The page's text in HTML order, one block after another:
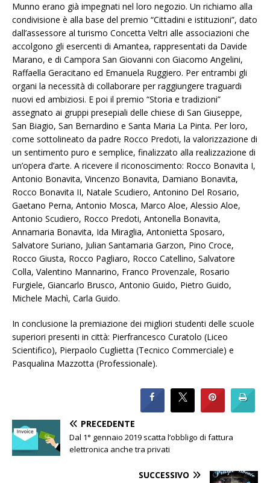
Munno erano già impegnati nel loro negozio. Un richiamo alla
condivisione è alla base del premio “Cittadini e istituzioni”, dato
dall’assessore al turismo Concetta Veltri alle associazioni che
accolgono gli esercenti di Amantea, rappresentati da Davide
Marano, e di Campora San Giovanni con Giacomo Angelini,
Raffaella Geracitano ed Emanuela Ruggiero. Per entrambi gli
organi la necessità di collaborare per raggiungere traguardi
nuovi ed ambiziosi. E poi il premio “Storia e tradizioni”
assegnato ai gruppi presepiali delle chiese di San Giuseppe,
San Biagio, San Bernardino e Santa Maria La Pinta. Per loro,
come sottolineato da padre Rocco Predoti, la valorizzazione di
un sentimento puro e semplice, finalizzato alla realizzazione di
un’opera d’arte. A ricevere il riconoscimento: Rocco Bonavita I,
Antonio Bonavita, Vincenzo Bonavita, Damiano Bonavita,
Rocco Bonavita II, Natale Scudiero, Antonino Del Rosario,
Gaetano Perna, Antonio Mosca, Marco Aloe, Alessio Aloe,
Antonio Scudiero, Rocco Predoti, Antonella Bonavita,
Annamaria Bonavita, Ida Miraglia, Antonietta Sposaro,
Salvatore Suriano, Julian Santamaria Garzon, Pino Croce,
Rocco Giusta, Rocco Pagliaro, Rocco Catellino, Salvatore
Colla, Valentino Mannarino, Franco Provenzale, Rosario
Furgiele, Giancarlo Brusco, Antonio Guido, Pietro Guido,
Michele Machì, Carla Guido.
In conclusione la premiazione dei migliori studenti delle scuole
superiori presenti in città: Pierfrancesco Curatolo (Liceo
Scientifico), Pierpaolo Cuglietta (Tecnico Commerciale) e
Pasqualina Mazzotta (Professionale).
PRECEDENTE
Dal 1° gennaio 2019 scatta l’obbligo di fattura
elettronica anche tra privati
SUCCESSIVO